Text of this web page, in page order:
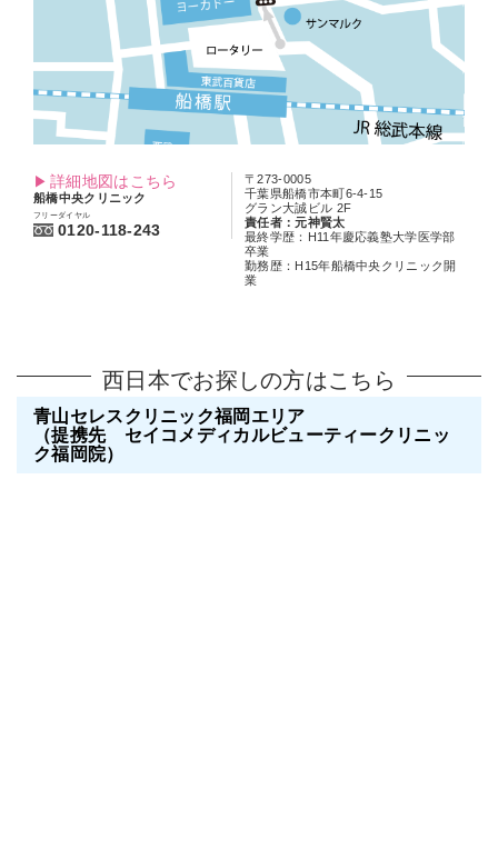
詳細地図はこちら
船橋中央クリニック
フリーダイヤル
0120-118-243
〒273-0005
千葉県船橋市本町6-4-15
グラン大誠ビル 2F
責任者：元神賢太
最終学歴：H11年慶応義塾大学医学部
卒業
勤務歴：H15年船橋中央クリニック開
業
西日本でお探しの方はこちら
青山セレスクリニック福岡エリア
（提携先 セイコメディカルビューティークリニッ
ク福岡院）